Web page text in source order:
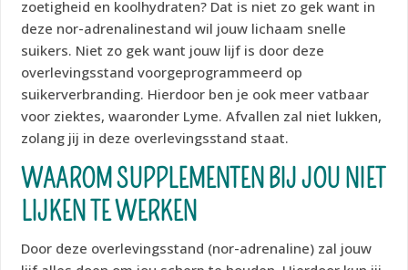
zoetigheid en koolhydraten? Dat is niet zo gek want in
deze nor-adrenalinestand wil jouw lichaam snelle
suikers. Niet zo gek want jouw lijf is door deze
overlevingsstand voorgeprogrammeerd op
suikerverbranding. Hierdoor ben je ook meer vatbaar
voor ziektes, waaronder Lyme. Afvallen zal niet lukken,
zolang jij in deze overlevingsstand staat.
WAAROM SUPPLEMENTEN BIJ JOU NIET
LIJKEN TE WERKEN
Door deze overlevingsstand (nor-adrenaline) zal jouw